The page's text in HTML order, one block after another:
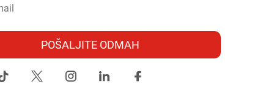
POŠALJITE ODMAH